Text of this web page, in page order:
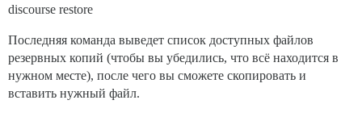
discourse restore
Последняя команда выведет список доступных файлов
резервных копий (чтобы вы убедились, что всё находится в
нужном месте), после чего вы сможете скопировать и
вставить нужный файл.